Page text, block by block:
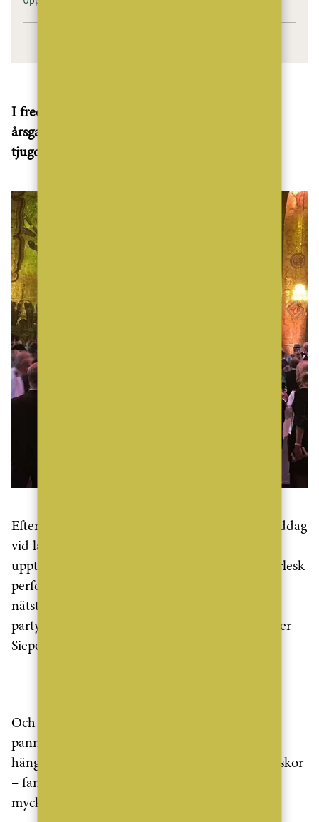
I fredags hölls den så, Mäklarsamfundets 100-
årsgala på Stadshuset i Stockholm. Temat var
tjugotal, eller år 1919 om man så vill.
Efter en fördrink i Gyllene salen serverades middag
vid långbord i Blå hallen, och så blev det
uppträdanden. Både sång, musik, dans och burlesk
performance i cocktailglas bjöds av kvinnor i
nätstrumpor och män i frack, och senare drog
partyt igång ordentligt under ledning av en Peter
Siepen i bar överkropp.
Och gästerna hade levt sig in. Fjäderboor,
pannband, plymer, långa pärlhalsband och
hängslen, flugor, gangsterhattar, blankputsade skor
– fantasin visste inga gränser och det hela var
mycket tjusigt.